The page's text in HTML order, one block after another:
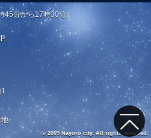
45分から17時30分）
© 2009 Nayoro city. All rights reserved.